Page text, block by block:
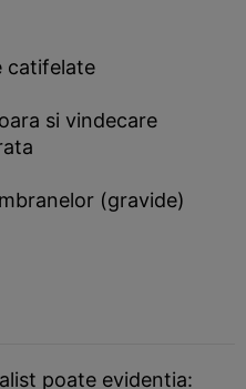
catifelate
si vindecare
(gravide)
poate evidentia: